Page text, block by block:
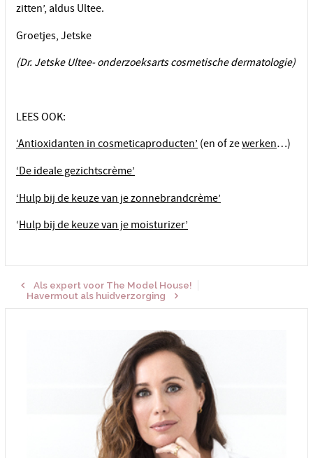
zitten’, aldus Ultee.
Groetjes, Jetske
(Dr. Jetske Ultee- onderzoeksarts cosmetische dermatologie)
LEES OOK:
‘Antioxidanten in cosmeticaproducten’ (en of zewerken…)
‘De ideale gezichtscrème’
‘Hulp bij de keuze van je zonnebrandcrème’
‘ Hulp bij de keuze van je moisturizer’
Als expert voor The Model House!
Havermout als huidverzorging